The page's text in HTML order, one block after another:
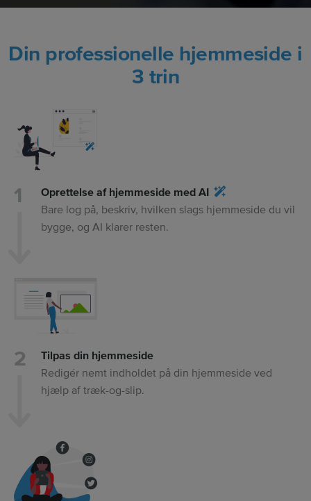
Din professionelle hjemmeside i
3 trin
Oprettelse af hjemmeside med AI
Bare log på, beskriv, hvilken slags hjemmeside du vil
bygge, og AI klarer resten.
Tilpas din hjemmeside
Redigér nemt indholdet på din hjemmeside ved
hjælp af træk-og-slip.